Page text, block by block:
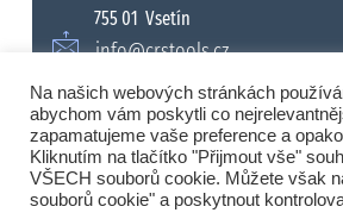
755 01 Vsetín
info@crstools.cz
+420 571 990 315
© 2008 - 2026 Všechna práva
Na našich webových stránkách
abychom vám poskytli co
zapamatujeme vaše preference a
Kliknutím na tlačítko "Přijmout vše"
VŠECH souborů cookie. Můžete však
souborů cookie" a poskytnout